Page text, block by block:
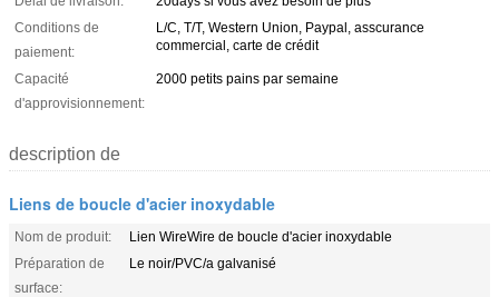
Conditions de
paiement:
L/C, T/T, Western Union, Paypal, asscurance
commercial, carte de crédit
Capacité
d'approvisionnement:
2000 petits pains par semaine
description de
Liens de boucle d'acier inoxydable
Nom de produit:
Lien WireWire de boucle d'acier inoxydable
Préparation de
surface:
Le noir/PVC/a galvanisé